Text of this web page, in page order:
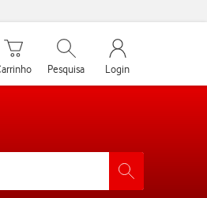
Carrinho de compras
Pesquisar
Pesquisa
My Vodafone
Login